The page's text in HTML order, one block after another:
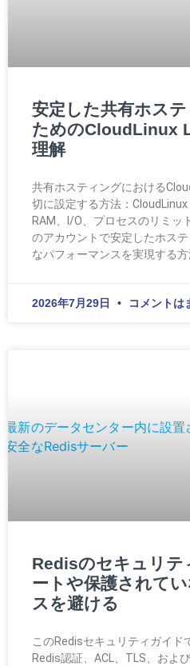
安定した共有ホス
ためのCloudLinux
理解
共有ホスティングにおける
切に設定する方法：CloudLinux
RAM、I/O、プロセスのリミッ
のアカウントで安定したホス
なパフォーマンスを実現する方
2026年7月29日 コメントは
Redisのセキュリテ
ートや保護されて
スを避ける
このRedisセキュリティガイド
Redis認証、ACL、TLS、およ